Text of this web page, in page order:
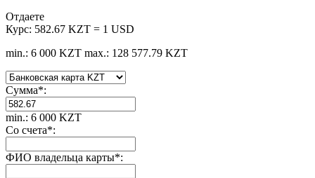
Отдаете
Курс: 582.67 KZT = 1 USD
min.: 6 000 KZT max.: 128 577.79 KZT
Сумма*:
min.: 6 000 KZT
Со счета*:
ФИО владельца карты*: